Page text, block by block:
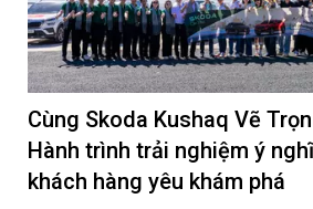
Cùng Skoda Kushaq Vẽ
Hành trình trải nghiệm ý
khách hàng yêu khám phá